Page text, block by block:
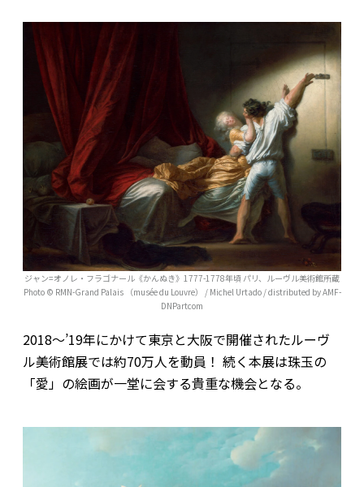
ジャン=オノレ・フラゴナール《かんぬき》1777-1778年頃 パリ、ルーヴル美術館所蔵
Photo © RMN-Grand Palais （musée du Louvre） / Michel Urtado / distributed by AMF-
DNPartcom
2018〜’19年にかけて東京と大阪で開催されたルーヴ
ル美術館展では約70万人を動員！ 続く本展は珠玉の
「愛」の絵画が一堂に会する貴重な機会となる。